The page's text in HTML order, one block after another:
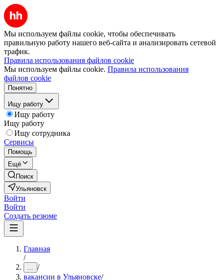
Мы используем файлы cookie, чтобы обеспечивать
правильную работу нашего веб-сайта и анализировать сетевой
трафик.
Правила использования файлов cookie
Мы используем файлы cookie. Правила использования
файлов cookie
Понятно
Ищу работу
Ищу работу
Ищу работу
Ищу сотрудника
Сервисы
Помощь
Ещё
Поиск
Ульяновск
Войти
Войти
Создать резюме
Главная
/
... /
вакансии в Ульяновске/